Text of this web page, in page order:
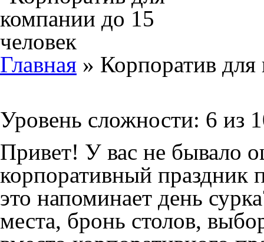
Главная » Корпоратив
Уровень сложности: 6 из
Привет! У вас не бывало
корпоративный праздник
это напоминает день
места, бронь столов,